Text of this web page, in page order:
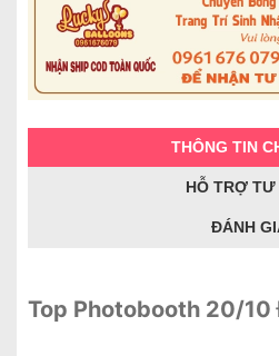
THÔNG TIN
HỖ TRỢ TƯ
ĐÁNH
Top Photobooth 20/10